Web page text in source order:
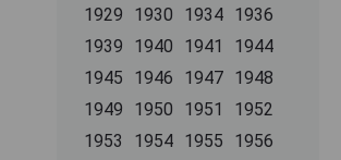
1929
1930 1934 1936
1939
1940 1941
1944
1945
1946 1947 1948
1949
1950 1951
1952
1953
1954 1955
1956